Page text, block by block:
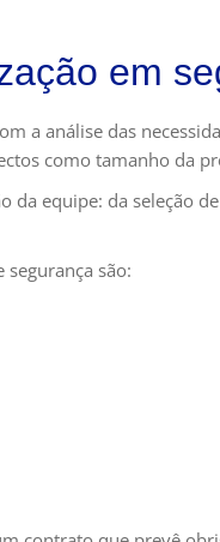
em
a análise das
como tamanho da
da equipe: da
são: